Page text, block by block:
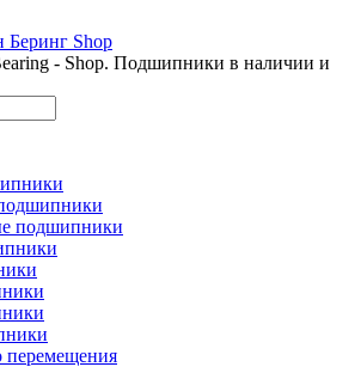
- Shop. Подшипники в наличии и
подшипники
перемещения